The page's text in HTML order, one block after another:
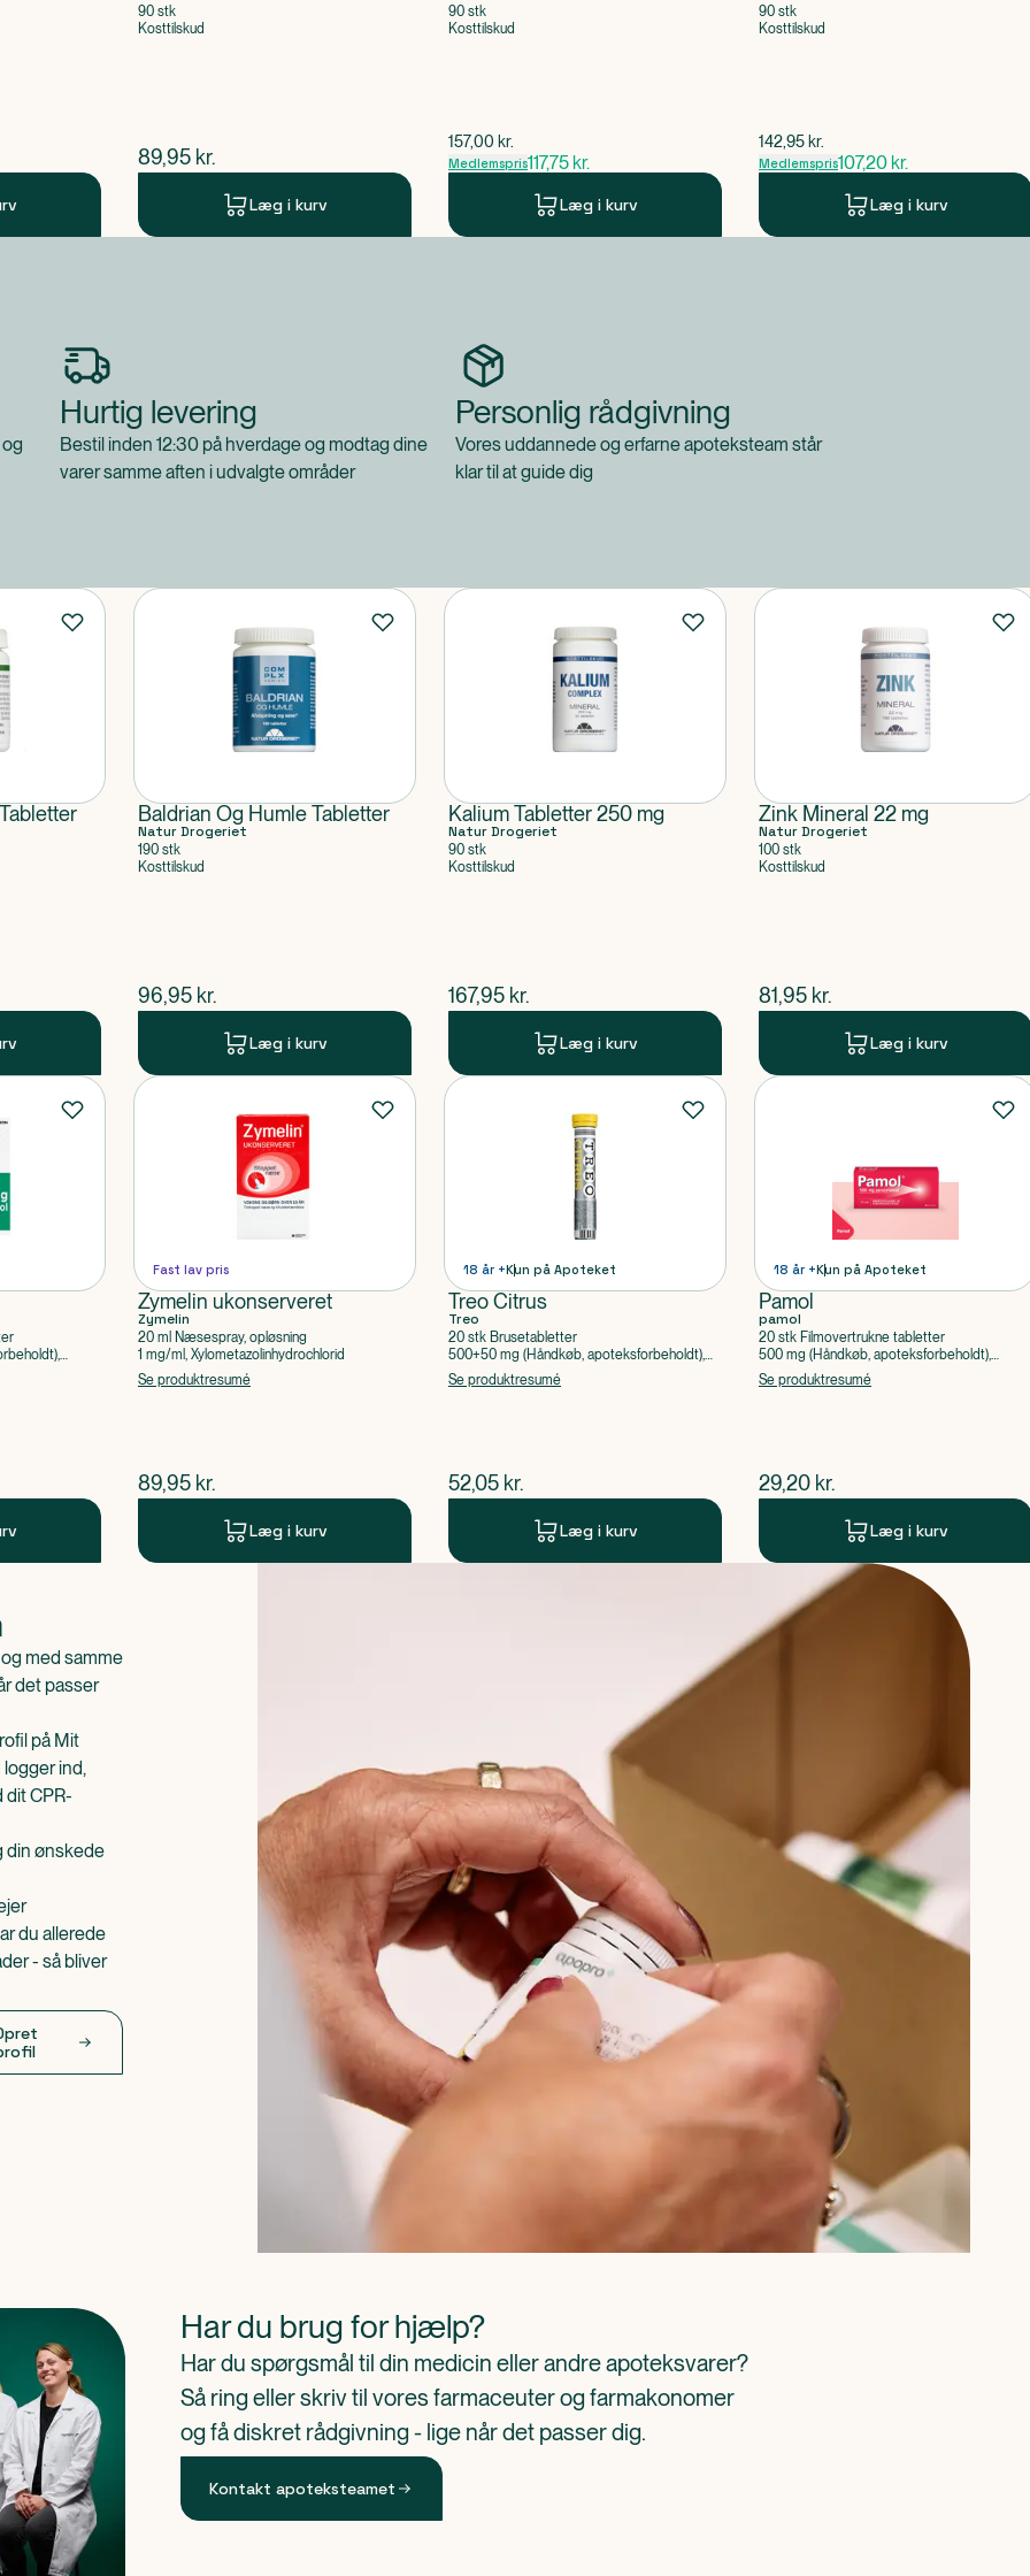
90 stk
Kosttilskud
$nuværende pris
89,95 kr.
Læg i kurv
90 stk
Kosttilskud
$gammel pris
157,00 kr.
Medlemspris117,75 kr.
Læg i kurv
90 stk
Kosttilskud
$gammel pris
142,95 kr.
Medlemspris107,20 kr.
Læg i kurv
Hurtig levering
Bestil inden 12:30 på hverdage og modtag dine
varer samme aften i udvalgte områder
Personlig rådgivning
Vores uddannede og erfarne apoteksteam står
klar til at guide dig
Baldrian Og Humle Tabletter
Natur Drogeriet
190 stk
Kosttilskud
$nuværende pris
96,95 kr.
Læg i kurv
Kalium Tabletter 250 mg
Natur Drogeriet
90 stk
Kosttilskud
$nuværende pris
167,95 kr.
Læg i kurv
Zink Mineral 22 mg
Natur Drogeriet
100 stk
Kosttilskud
$nuværende pris
81,95 kr.
Læg i kurv
Fast lav pris
Zymelin ukonserveret
Zymelin
20 ml Næsespray, opløsning
1 mg/ml, Xylometazolinhydrochlorid
Se produktresumé
$nuværende pris
89,95 kr.
Læg i kurv
18 år +Kun på Apoteket
Treo Citrus
Treo
20 stk Brusetabletter
500+50 mg (Håndkøb, apoteksforbeholdt),
Acetylsalicylsyre, Caffein
Se produktresumé
$nuværende pris
52,05 kr.
Læg i kurv
18 år +Kun på Apoteket
Pamol
pamol
20 stk Filmovertrukne tabletter
500 mg (Håndkøb, apoteksforbeholdt),
Paracetamol
Se produktresumé
$nuværende pris
29,20 kr.
Læg i kurv
med samme
det passer
på Mit
ind,
dit CPR-
din ønskede
du allerede
- så bliver
Har du brug for hjælp?
Har du spørgsmål til din medicin eller andre apoteksvarer?
Så ring eller skriv til vores farmaceuter og farmakonomer
og få diskret rådgivning - lige når det passer dig.
Kontakt apoteksteamet